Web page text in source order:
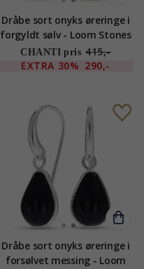
Dråbe sort onyks øreringe i
forgyldt sølv - Loom Stones
CHANTI pris 415,-
EXTRA 30% 290,-
Dråbe sort onyks øreringe i
forsølvet messing - Loom